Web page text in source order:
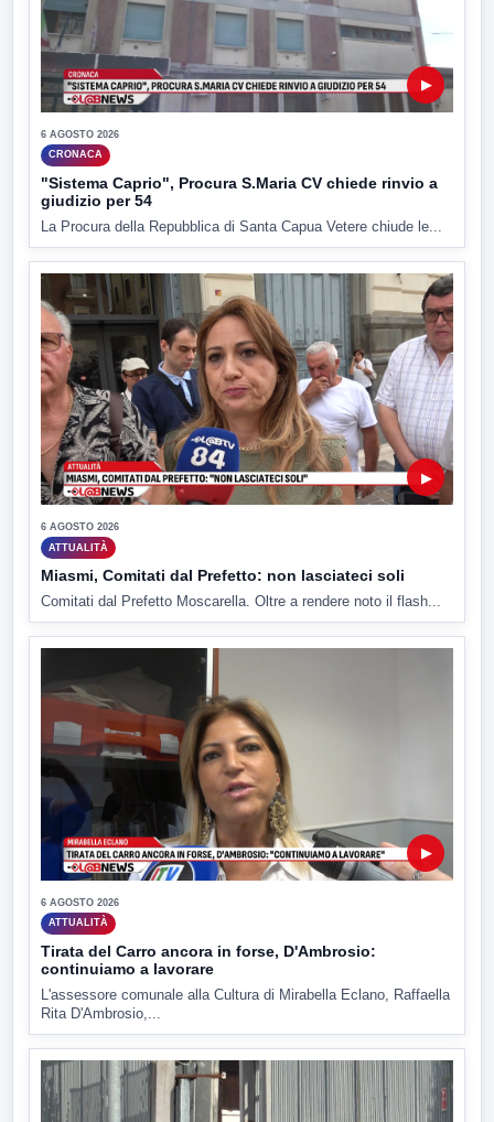
▶
6 AGOSTO 2026
CRONACA
"Sistema Caprio", Procura S.Maria CV chiede rinvio a
giudizio per 54
La Procura della Repubblica di Santa Capua Vetere chiude le...
▶
6 AGOSTO 2026
ATTUALITÀ
Miasmi, Comitati dal Prefetto: non lasciateci soli
Comitati dal Prefetto Moscarella. Oltre a rendere noto il flash...
▶
6 AGOSTO 2026
ATTUALITÀ
Tirata del Carro ancora in forse, D'Ambrosio:
continuiamo a lavorare
L'assessore comunale alla Cultura di Mirabella Eclano, Raffaella
Rita D'Ambrosio,...